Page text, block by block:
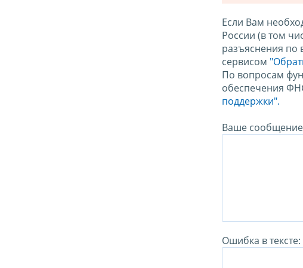
Если Вам
России (в том
разъяснения по
сервисом
По вопросам
обеспечения
поддержки".
Ваше
Ошибка в тексте: